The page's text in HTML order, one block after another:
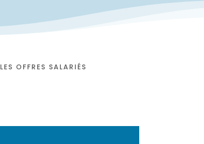
LES OFFRES SALARIÉS